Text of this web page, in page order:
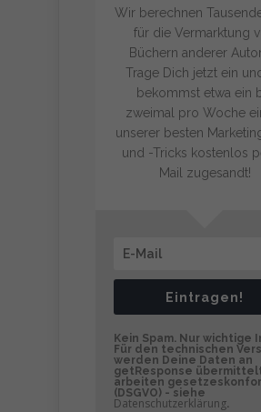
Wir berechnen
für die Vermarktung
Büchern anderer
Trage Dich jetzt ein
bekommst etwa ein
zweimal pro Woche
unserer besten
und -Tricks kostenlos
Mail zugesandt!
Eintragen!
Kein Spam. Nur wichtige
Für den technischen
werden Deine Daten an
getResponse
arbeiten
(DSGVO) - siehe
Datenschutzerklärung